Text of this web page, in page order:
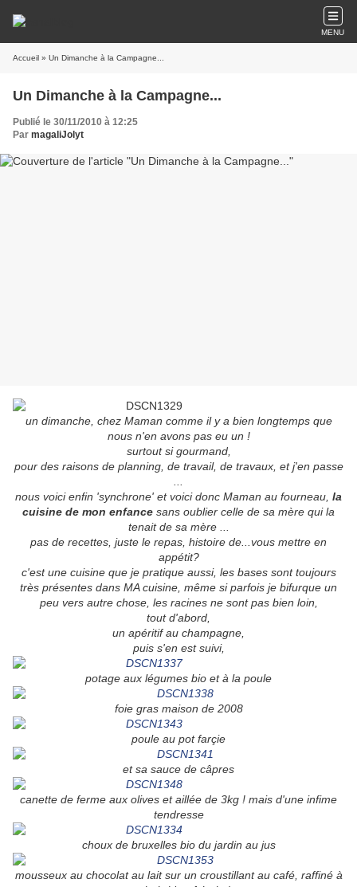
MENU
Accueil » Un Dimanche à la Campagne...
Un Dimanche à la Campagne...
Publié le 30/11/2010 à 12:25
Par magaliJolyt
un dimanche, chez Maman comme il y a bien longtemps que
nous n'en avons pas eu un !
surtout si gourmand,
pour des raisons de planning, de travail, de travaux, et j'en passe
nous voici enfin 'synchrone' et voici donc Maman au fourneau, la
cuisine de mon enfance sans oublier celle de sa mère qui la
tenait de sa mère ...
pas de recettes, juste le repas, histoire de...vous mettre en
appétit?
c'est une cuisine que je pratique aussi, les bases sont toujours
très présentes dans MA cuisine, même si parfois je bifurque un
peu vers autre chose, les racines ne sont pas bien loin,
tout d'abord,
un apéritif au champagne,
puis s'en est suivi,
potage aux légumes bio et à la poule
foie gras maison de 2008
poule au pot farçie
et sa sauce de câpres
canette de ferme aux olives et aillée de 3kg ! mais d'une infime
tendresse
choux de bruxelles bio du jardin au jus
mousseux au chocolat au lait sur un croustillant au café, raffiné à